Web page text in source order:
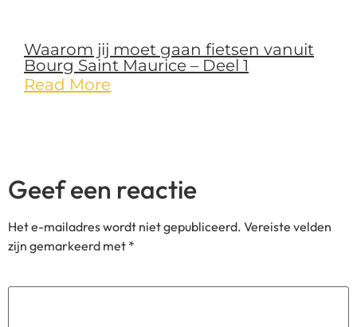
Waarom jij moet gaan fietsen vanuit
Bourg Saint Maurice – Deel 1
Read More
Geef een reactie
Het e-mailadres wordt niet gepubliceerd. Vereiste velden
zijn gemarkeerd met *